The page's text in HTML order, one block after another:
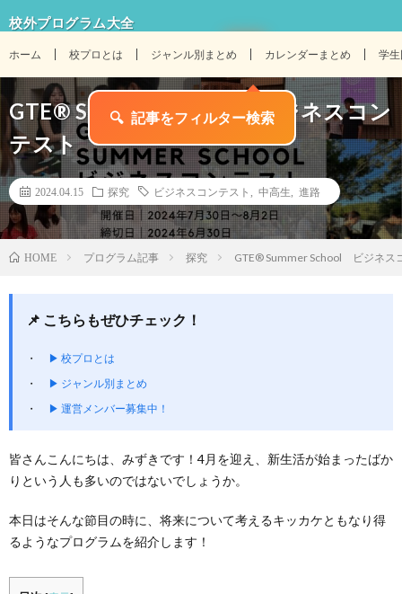
校外プログラム大全
ホーム 校プロとは ジャンル別まとめ カレンダーまとめ 学
GTE® Summer School ビジネスコン
テスト
2024.04.15 探究 ビジネスコンテスト 中高生 進路
HOME プログラム記事 探究 GTE® Summer School ビジネス
📌 こちらもぜひチェック！
▶ 校プロとは
▶ ジャンル別まとめ
▶ 運営メンバー募集中！
皆さんこんにちは、みずきです！4月を迎え、新生活が始まったばか
りという人も多いのではないでしょうか。
本日はそんな節目の時に、将来について考えるキッカケともなり得
るようなプログラムを紹介します！